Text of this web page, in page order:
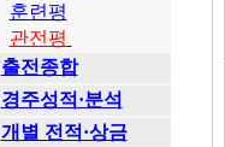
훈련평
관전평
출전종합
경주성적·분석
개별 전적·상금